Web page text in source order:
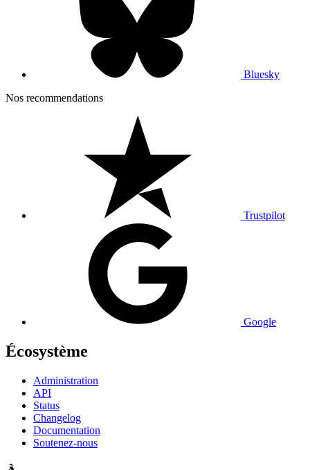
Bluesky
Nos recommendations
Trustpilot
Google
Écosystème
Administration
API
Status
Changelog
Documentation
Soutenez-nous